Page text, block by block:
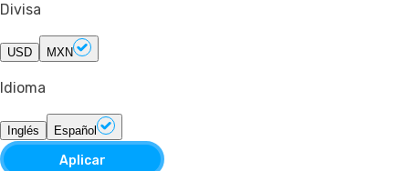
Divisa
USD MXN
Idioma
Inglés Español
Aplicar